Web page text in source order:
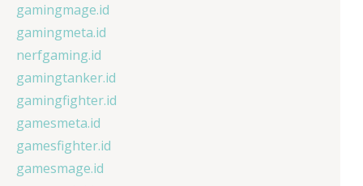
gamingmage.id
gamingmeta.id
nerfgaming.id
gamingtanker.id
gamingfighter.id
gamesmeta.id
gamesfighter.id
gamesmage.id